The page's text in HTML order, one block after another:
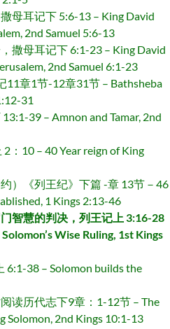
母耳记下 5:6-13 – King David
2nd Samuel 5:6-13
撒母耳记下 6:1-23 – King David
2nd Samuel 6:1-23
11章1节-12章31节 – Bathsheba
31
39 – Amnon and Tamar, 2nd
：10 – 40 Year reign of King
）《列王纪》下篇 -章 13节－46
1 Kings 2:13-46
智慧的判决，列王记上 3:16-28
Wise Ruling, 1st Kings
6:1-38 – Solomon builds the
读历代志下9章：1-12节 – The
Solomon, 2nd Kings 10:1-13